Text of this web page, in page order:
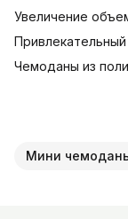
Увеличение
Чемоданы из
Мини